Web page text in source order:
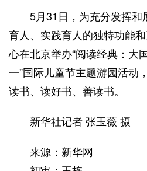
5月31日，为充分发挥和
育人、实践育人的独特功能
心在北京举办“阅读经典：大
一”国际儿童节主题游园活动
读书、读好书、善读书。
新华社记者 张玉薇 摄
来源：新华网